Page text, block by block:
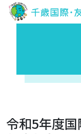
令和5年度